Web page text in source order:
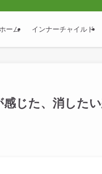
ホーム インナーチャイルド
じた、消した